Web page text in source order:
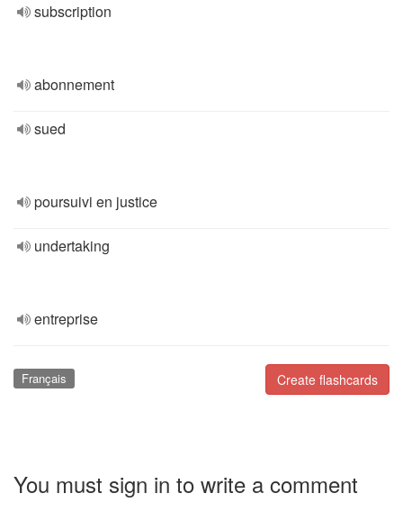
subscription
abonnement
sued
poursuivi en justice
undertaking
entreprise
Create flashcards
Français
You must sign in to write a comment